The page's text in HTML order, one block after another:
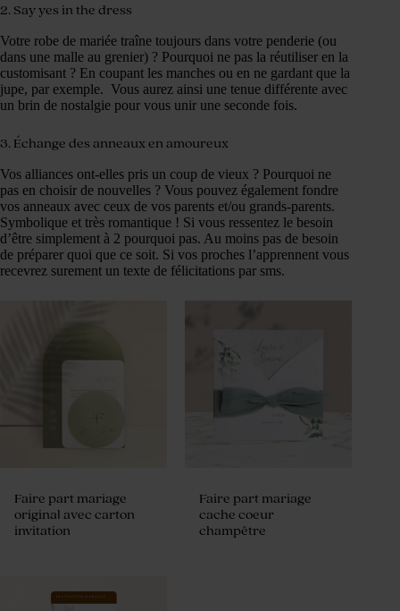
2. Say yes in the dress
Votre robe de mariée traîne toujours dans votre penderie (ou
dans une malle au grenier) ? Pourquoi ne pas la réutiliser en la
customisant ? En coupant les manches ou en ne gardant que la
jupe, par exemple. Vous aurez ainsi une tenue différente avec
un brin de nostalgie pour vous unir une seconde fois.
3. Échange des anneaux en amoureux
Vos alliances ont-elles pris un coup de vieux ? Pourquoi ne
pas en choisir de nouvelles ? Vous pouvez également fondre
vos anneaux avec ceux de vos parents et/ou grands-parents.
Symbolique et très romantique ! Si vous ressentez le besoin
d’être simplement à 2 pourquoi pas. Au moins pas de besoin
de préparer quoi que ce soit. Si vos proches l’apprennent vous
recevrez surement un texte de félicitations par sms.
Faire part mariage
original avec carton
invitation
Faire part mariage
cache coeur
champêtre